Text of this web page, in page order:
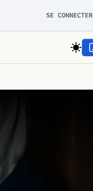
SE CONNECTER